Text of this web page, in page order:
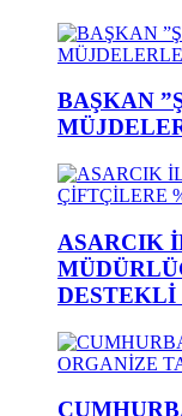
BAŞKAN
ASARCIK
DESTEKLİ